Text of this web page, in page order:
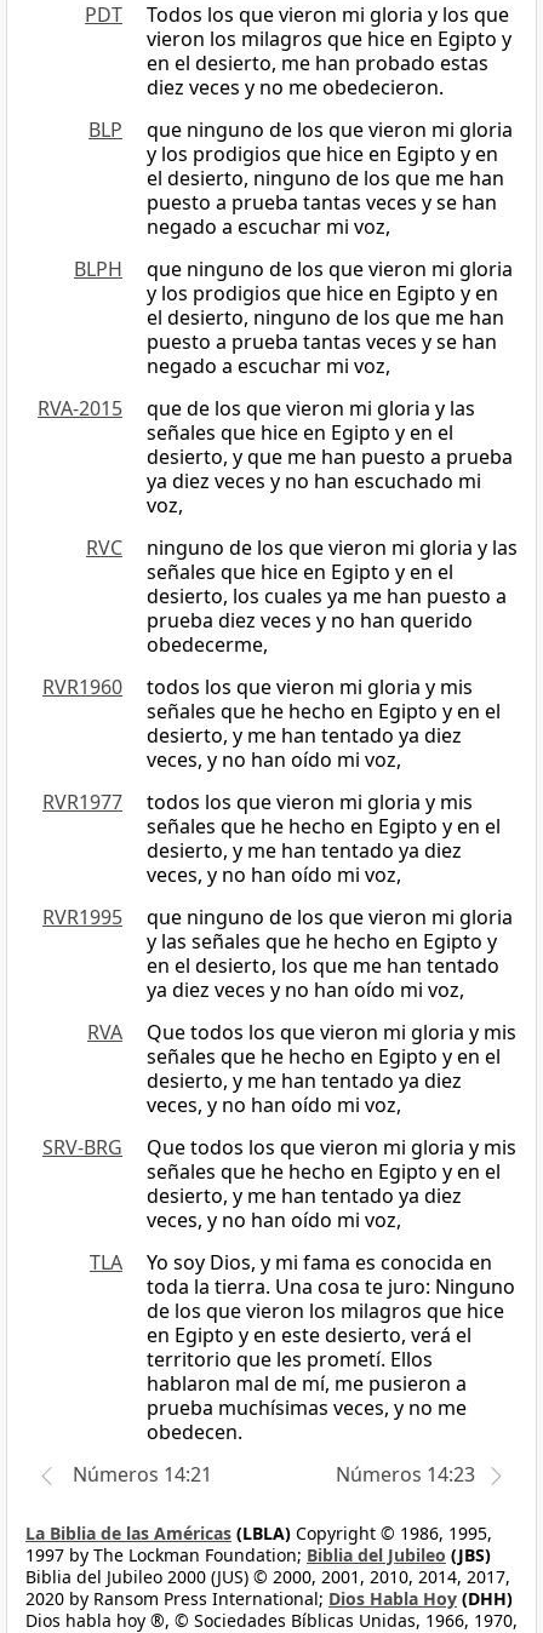
PDT
Todos los que vieron mi gloria y los que
vieron los milagros que hice en Egipto y
en el desierto, me han probado estas
diez veces y no me obedecieron.
BLP
que ninguno de los que vieron mi gloria
y los prodigios que hice en Egipto y en
el desierto, ninguno de los que me han
puesto a prueba tantas veces y se han
negado a escuchar mi voz,
BLPH
que ninguno de los que vieron mi gloria
y los prodigios que hice en Egipto y en
el desierto, ninguno de los que me han
puesto a prueba tantas veces y se han
negado a escuchar mi voz,
RVA-2015
que de los que vieron mi gloria y las
señales que hice en Egipto y en el
desierto, y que me han puesto a prueba
ya diez veces y no han escuchado mi
voz,
RVC
ninguno de los que vieron mi gloria y las
señales que hice en Egipto y en el
desierto, los cuales ya me han puesto a
prueba diez veces y no han querido
obedecerme,
RVR1960
todos los que vieron mi gloria y mis
señales que he hecho en Egipto y en el
desierto, y me han tentado ya diez
veces, y no han oído mi voz,
RVR1977
todos los que vieron mi gloria y mis
señales que he hecho en Egipto y en el
desierto, y me han tentado ya diez
veces, y no han oído mi voz,
RVR1995
que ninguno de los que vieron mi gloria
y las señales que he hecho en Egipto y
en el desierto, los que me han tentado
ya diez veces y no han oído mi voz,
RVA
Que todos los que vieron mi gloria y mis
señales que he hecho en Egipto y en el
desierto, y me han tentado ya diez
veces, y no han oído mi voz,
SRV-BRG
Que todos los que vieron mi gloria y mis
señales que he hecho en Egipto y en el
desierto, y me han tentado ya diez
veces, y no han oído mi voz,
TLA
Yo soy Dios, y mi fama es conocida en
toda la tierra. Una cosa te juro: Ninguno
de los que vieron los milagros que hice
en Egipto y en este desierto, verá el
territorio que les prometí. Ellos
hablaron mal de mí, me pusieron a
prueba muchísimas veces, y no me
obedecen.
Números 14:21
Números 14:23
La Biblia de las Américas (LBLA) Copyright © 1986, 1995,
1997 by The Lockman Foundation; Biblia del Jubileo (JBS)
Biblia del Jubileo 2000 (JUS) © 2000, 2001, 2010, 2014, 2017,
2020 by Ransom Press International; Dios Habla Hoy (DHH)
Dios habla hoy ®, © Sociedades Bíblicas Unidas, 1966, 1970,